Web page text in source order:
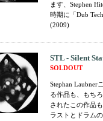
ます、Stephen
時期に「Dub
(2009)
STL - Silent
SOLDOUT
Stephan Laubner
る作品も、もち
されたこの作品
ラストとドラム